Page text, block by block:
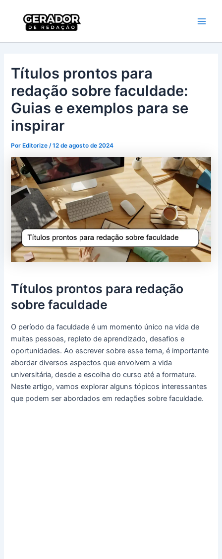
conteúdo
Títulos prontos para
redação sobre faculdade:
Guias e exemplos para se
inspirar
Por Editorize/12 de agosto de 2024
Títulos prontos para redação
sobre faculdade
O período da faculdade é um momento único na vida de
muitas pessoas, repleto de aprendizado, desafios e
oportunidades. Ao escrever sobre esse tema, é importante
abordar diversos aspectos que envolvem a vida
universitária, desde a escolha do curso até a formatura.
Neste artigo, vamos explorar alguns tópicos interessantes
que podem ser abordados em redações sobre faculdade.